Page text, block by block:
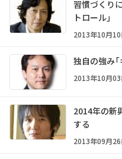
習慣づくり
トロール」
2013年10月
独自の強み
2013年10月
2014年の新
する
2013年09月